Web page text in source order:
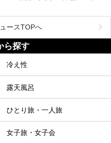
浴施設がたくさんありますよ。
玉県）に続いて仙台市若林区に202
「アクアイグニス仙台」は、日帰り
ルシェ リアン、和食「笠庵」、イ
、ベーカリー「マリアージュ ドゥ
の「コンフィチュール アッシュ」
ッシュ」、そしてカフェ「猿田彦珈
ぞろい！
台」の魅力を探りにお出かけしてき
ースTOPへ
ら探す
冷え性
露天風呂
ひとり旅・一人旅
女子旅・女子会